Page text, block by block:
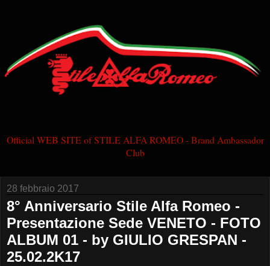
Official WEB SITE of STILE ALFA ROMEO - Brand Ambassador
Club
28 febbraio 2017
8° Anniversario Stile Alfa Romeo -
Presentazione Sede VENETO - FOTO
ALBUM 01 - by GIULIO GRESPAN -
25.02.2K17